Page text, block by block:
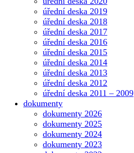
úřední deska 2019
úřední deska 2018
úřední deska 2017
úřední deska 2016
úřední deska 2015
úřední deska 2014
úřední deska 2013
úřední deska 2012
úřední deska 2011 – 2009
dokumenty
dokumenty 2026
dokumenty 2025
dokumenty 2024
dokumenty 2023